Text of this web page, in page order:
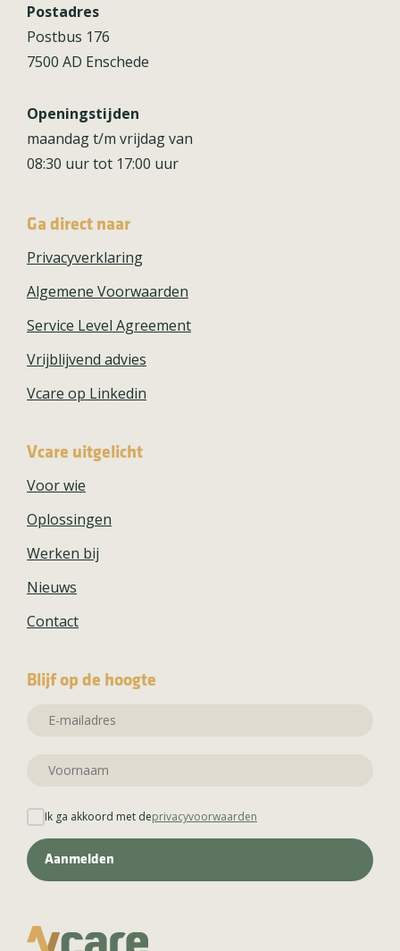
Postadres
Postbus 176
7500 AD Enschede
Openingstijden
maandag t/m vrijdag van
08:30 uur tot 17:00 uur
Ga direct naar
Privacyverklaring
Algemene Voorwaarden
Service Level Agreement
Vrijblijvend advies
Vcare op Linkedin
Vcare uitgelicht
Voor wie
Oplossingen
Werken bij
Nieuws
Contact
Blijf op de hoogte
Ik ga akkoord met deprivacyvoorwaarden